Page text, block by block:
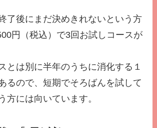
了後にまだ決めきれないという方
円（税込）で3回お試しコースが
とは別に半年のうちに消化する１
るので、短期でそろばんを試して
方には向いています。